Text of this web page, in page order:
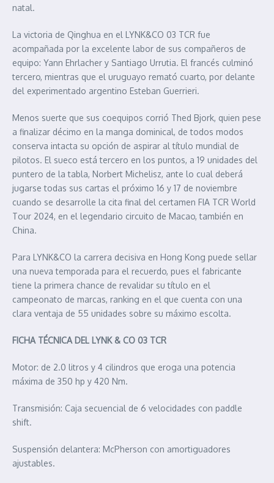
natal.
La victoria de Qinghua en el LYNK&CO 03 TCR fue
acompañada por la excelente labor de sus compañeros de
equipo: Yann Ehrlacher y Santiago Urrutia. El francés culminó
tercero, mientras que el uruguayo remató cuarto, por delante
del experimentado argentino Esteban Guerrieri.
Menos suerte que sus coequipos corrió Thed Bjork, quien pese
a finalizar décimo en la manga dominical, de todos modos
conserva intacta su opción de aspirar al título mundial de
pilotos. El sueco está tercero en los puntos, a 19 unidades del
puntero de la tabla, Norbert Michelisz, ante lo cual deberá
jugarse todas sus cartas el próximo 16 y 17 de noviembre
cuando se desarrolle la cita final del certamen FIA TCR World
Tour 2024, en el legendario circuito de Macao, también en
China.
Para LYNK&CO la carrera decisiva en Hong Kong puede sellar
una nueva temporada para el recuerdo, pues el fabricante
tiene la primera chance de revalidar su título en el
campeonato de marcas, ranking en el que cuenta con una
clara ventaja de 55 unidades sobre su máximo escolta.
FICHA TÉCNICA DEL LYNK & CO 03 TCR
Motor: de 2.0 litros y 4 cilindros que eroga una potencia
máxima de 350 hp y 420 Nm.
Transmisión: Caja secuencial de 6 velocidades con paddle
shift.
Suspensión delantera: McPherson con amortiguadores
ajustables.